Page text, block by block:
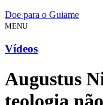
Doe para o Guiame
MENU
Vídeos
Augustus